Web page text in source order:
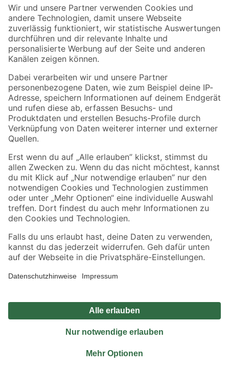
Der toom Newsletter: Keine Angebote und Aktionen mehr verpassen!
Zur Newsletter Anmeldung
Folge uns
Zahlungsarten Versandarten
Sicher einkaufen
Jetzt die toom-App herunterladen
Alle Preisangaben in EUR inkl. gesetzl. MwSt.. Die dargestellten Angebote sind unter
Umständen nicht in allen Märkten verfügbar. Die angegebenen Verfügbarkeiten beziehen
Produkte nur solange der Vorrat reicht.
*Paketversand ab 59 € versandkostenfrei, gilt nicht für Artikel mit Speditionsversand, hier
Privatsphäre Impressum
Nutzungsbedingungen
Widerrufsrecht
Vertrag widerrufen
© 2026 toom Baumarkt GmbH